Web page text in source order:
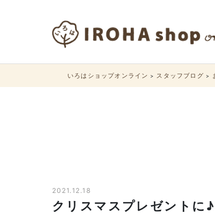
いろはショップオンライン > スタッフブログ >
2021.12.18
クリスマスプレゼントに